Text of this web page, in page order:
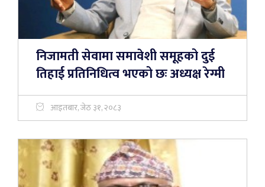
निजामती सेवामा समावेशी समूहको दुई
तिहाई प्रतिनिधित्व भएको छः अध्यक्ष रेग्मी
आइतबार, जेठ ३१, २०८३